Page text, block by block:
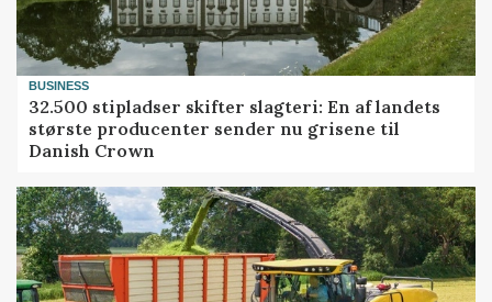
BUSINESS
32.500 stipladser skifter slagteri: En af landets
største producenter sender nu grisene til
Danish Crown